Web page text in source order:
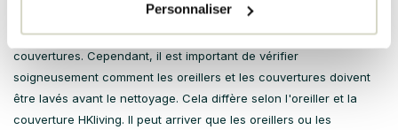
Personnaliser
produits. Cela est nécessaire lorsque vous souhaitez conserver le
plus longtemps possible la belle apparence des oreillers et des
couvertures. Cependant, il est important de vérifier
soigneusement comment les oreillers et les couvertures doivent
être lavés avant le nettoyage. Cela diffère selon l'oreiller et la
couverture HKliving. Il peut arriver que les oreillers ou les